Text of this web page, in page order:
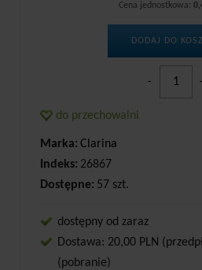
Cena jednostkowa:
DODAJ DO
-
do przechowalni
Marka: Clarina
Indeks: 26867
Dostępne: 57 szt.
dostępny od zaraz
Dostawa: 20,00 PLN
(pobranie)